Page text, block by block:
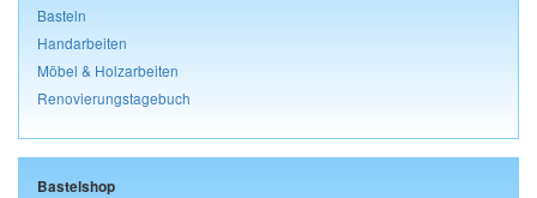
Basteln
Handarbeiten
Möbel & Holzarbeiten
Renovierungstagebuch
Bastelshop